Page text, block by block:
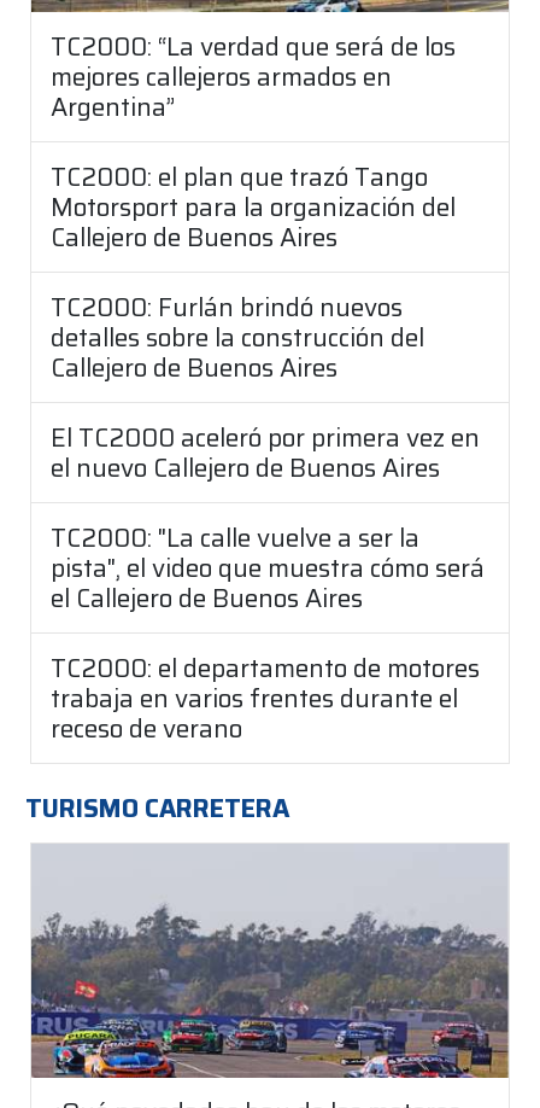
TC2000: “La verdad que será de los
mejores callejeros armados en
Argentina”
TC2000: el plan que trazó Tango
Motorsport para la organización del
Callejero de Buenos Aires
TC2000: Furlán brindó nuevos
detalles sobre la construcción del
Callejero de Buenos Aires
El TC2000 aceleró por primera vez en
el nuevo Callejero de Buenos Aires
TC2000: "La calle vuelve a ser la
pista", el video que muestra cómo será
el Callejero de Buenos Aires
TC2000: el departamento de motores
trabaja en varios frentes durante el
receso de verano
TURISMO CARRETERA